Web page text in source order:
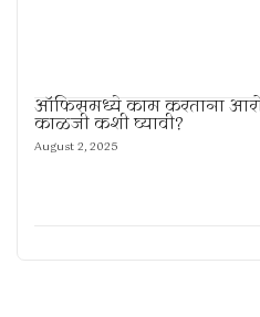
ऑफिसमध्ये काम करताना
काळजी कशी घ्यावी?
August 2, 2025